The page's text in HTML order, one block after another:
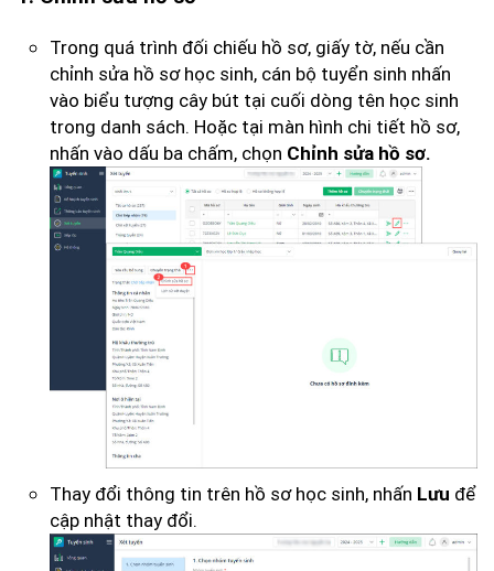
Trong quá trình đối chiếu hồ sơ, giấy tờ, nếu cần
chỉnh sửa hồ sơ học sinh, cán bộ tuyển sinh nhấn
vào biểu tượng cây bút tại cuối dòng tên học sinh
trong danh sách. Hoặc tại màn hình chi tiết hồ sơ,
nhấn vào dấu ba chấm, chọn Chỉnh sửa hồ sơ.
Thay đổi thông tin trên hồ sơ học sinh, nhấn Lưu để
cập nhật thay đổi.